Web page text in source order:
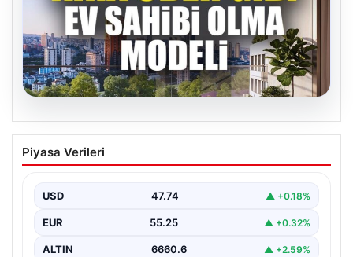
07.08.2026
DAP Yapı’dan bir ilk! Emlak Konut
güvencesi Dap vizyonuyla kendi
{"title": "DAP Yapı’dan Bir İlk: Güvence ve Vizyonla Kendi
Piyasa Verileri
USD 47.74 ▲ +0.18%
EUR 55.25 ▲ +0.32%
ALTIN 6660.6 ▲ +2.59%